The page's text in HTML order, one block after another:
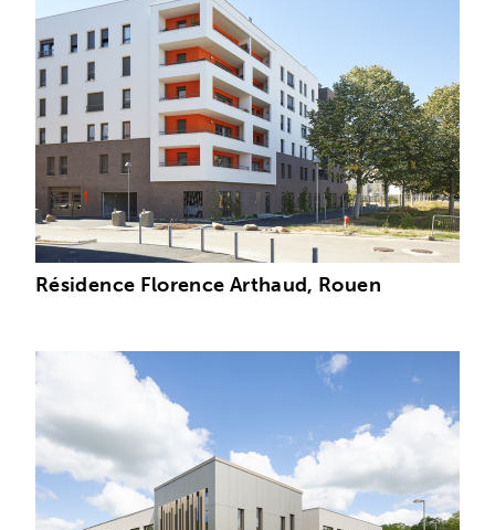
Résidence Florence Arthaud, Rouen